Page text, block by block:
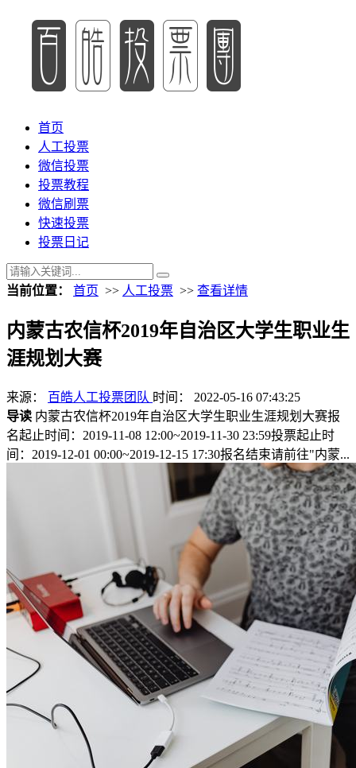
首页
人工投票
微信投票
投票教程
微信刷票
快速投票
投票日记
当前位置： 首页 >> 人工投票 >> 查看详情
内蒙古农信杯2019年自治区大学生职业生
涯规划大赛
来源： 百皓人工投票团队 时间： 2022-05-16 07:43:25
导读 内蒙古农信杯2019年自治区大学生职业生涯规划大赛报
名起止时间：2019-11-08 12:00~2019-11-30 23:59投票起止时
间：2019-12-01 00:00~2019-12-15 17:30报名结束请前往"内蒙...